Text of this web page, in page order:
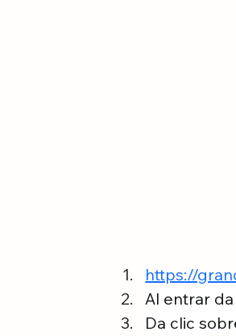
https://
Al entrar
Da clic